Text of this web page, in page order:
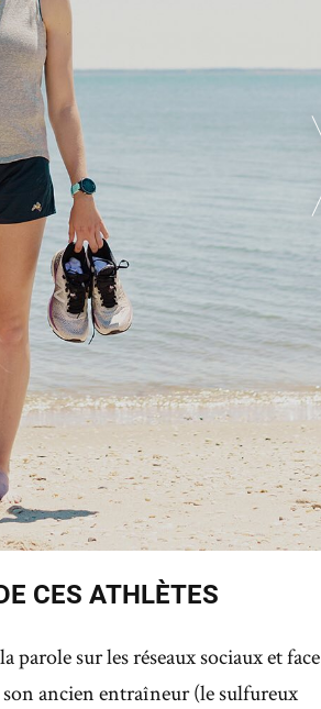
CES ATHLÈTES
parole sur les réseaux sociaux et face
ancien entraîneur (le sulfureux